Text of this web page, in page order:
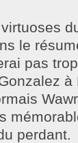
le
pas
à
perdant.